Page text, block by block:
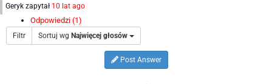
Geryk zapytał 10 lat ago
Odpowiedzi (1)
Filtr Sortuj wg Najwięcej głosów
Post Answer